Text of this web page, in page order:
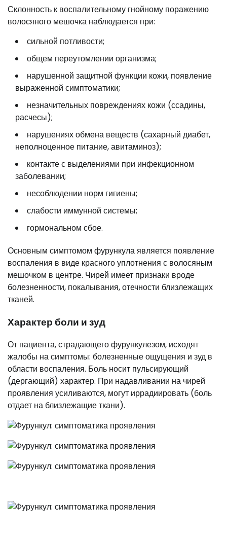
Склонность к воспалительному гнойному поражению
волосяного мешочка наблюдается при:
сильной потливости;
общем переутомлении организма;
нарушенной защитной функции кожи, появление
выраженной симптоматики;
незначительных повреждениях кожи (ссадины,
расчесы);
нарушениях обмена веществ (сахарный диабет,
неполноценное питание, авитаминоз);
контакте с выделениями при инфекционном
заболевании;
несоблюдении норм гигиены;
слабости иммунной системы;
гормональном сбое.
Основным симптомом фурункула является появление
воспаления в виде красного уплотнения с волосяным
мешочком в центре. Чирей имеет признаки вроде
болезненности, покалывания, отечности близлежащих
тканей.
Характер боли и зуд
От пациента, страдающего фурункулезом, исходят
жалобы на симптомы: болезненные ощущения и зуд в
области воспаления. Боль носит пульсирующий
(дергающий) характер. При надавливании на чирей
проявления усиливаются, могут иррадиировать (боль
отдает на близлежащие ткани).